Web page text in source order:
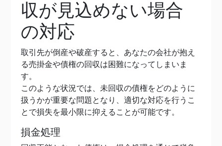
収が見込めない場合
の対応
取引先が倒産や破産すると、あなたの会社が抱え
る売掛金や債権の回収は困難になってしまいま
す。
このような状況では、未回収の債権をどのように
扱うかが重要な問題となり、適切な対応を行うこ
とで損失を最小限に抑えることが可能です。
損金処理